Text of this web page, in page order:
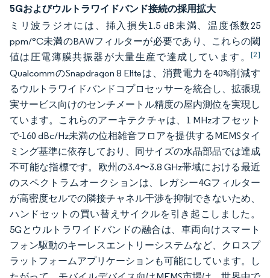
5Gおよびウルトラワイドバンド接続の採用拡大
ミリ波ラジオには、挿入損失1.5 dB未満、温度係数25
ppm/°C未満のBAWフィルターが必要であり、これらの閾
値は圧電薄膜共振器が大量生産で達成しています。 [2]
QualcommのSnapdragon 8 Eliteは、消費電力を40%削減す
るウルトラワイドバンドコプロセッサーを統合し、拡張現
実サービス向けのセンチメートル精度の屋内測位を実現し
ています。これらのアーキテクチャは、1 MHzオフセット
で-160 dBc/Hz未満の位相雑音フロアを提供するMEMSタイ
ミング基準に依存しており、同サイズの水晶部品では達成
不可能な指標です。欧州の3.4〜3.8 GHz帯域における最近
のスペクトラムオークションは、レガシー4Gフィルター
が高密度セルでの隣接チャネル干渉を抑制できないため、
ハンドセットの買い替えサイクルを引き起こしました。
5Gとウルトラワイドバンドの融合は、車両向けスマート
フォン駆動のキーレスエントリーシステムなど、クロスプ
ラットフォームアプリケーションも可能にしています。し